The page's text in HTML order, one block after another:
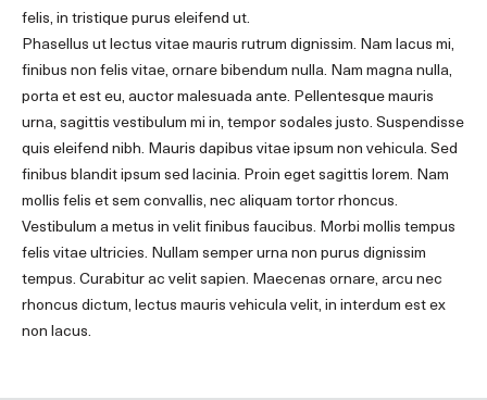
felis, in tristique purus eleifend ut.
Phasellus ut lectus vitae mauris rutrum dignissim. Nam lacus mi,
finibus non felis vitae, ornare bibendum nulla. Nam magna nulla,
porta et est eu, auctor malesuada ante. Pellentesque mauris
urna, sagittis vestibulum mi in, tempor sodales justo. Suspendisse
quis eleifend nibh. Mauris dapibus vitae ipsum non vehicula. Sed
finibus blandit ipsum sed lacinia. Proin eget sagittis lorem. Nam
mollis felis et sem convallis, nec aliquam tortor rhoncus.
Vestibulum a metus in velit finibus faucibus. Morbi mollis tempus
felis vitae ultricies. Nullam semper urna non purus dignissim
tempus. Curabitur ac velit sapien. Maecenas ornare, arcu nec
rhoncus dictum, lectus mauris vehicula velit, in interdum est ex
non lacus.